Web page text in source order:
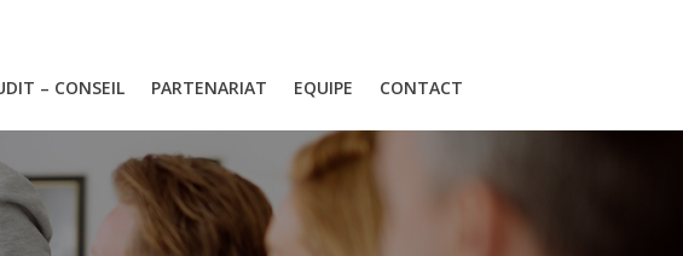
– CONSEIL PARTENARIAT EQUIPE CONTACT